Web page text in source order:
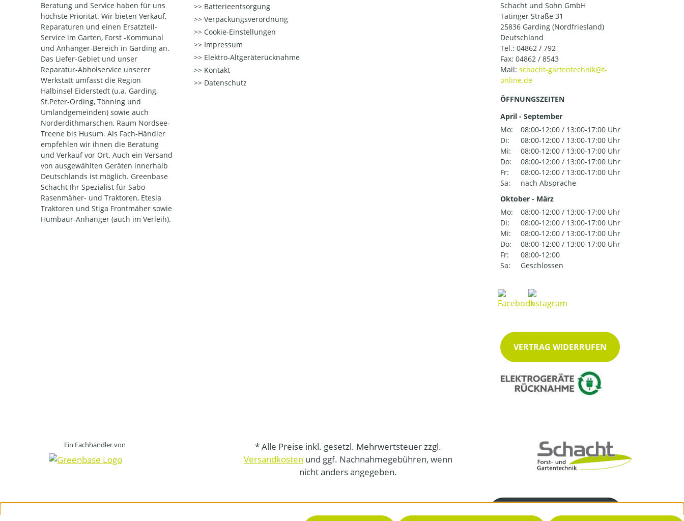
Beratung und Service haben für uns
höchste Priorität. Wir bieten Verkauf,
Reparaturen und einen Ersatzteil-
Service im Garten, Forst -Kommunal
und Anhänger-Bereich in Garding an.
Das Liefer-Gebiet und unser
Reparatur-Abholservice unserer
Werkstatt umfasst die Region
Halbinsel Eiderstedt (u.a. Garding,
St.Peter-Ording, Tönning und
Umlandgemeinden) sowie auch
Norderdithmarschen, Raum Nordsee-
Treene bis Husum. Als Fach-Händler
empfehlen wir ihnen die Beratung
und Verkauf vor Ort. Auch ein Versand
von ausgewählten Geräten innerhalb
Deutschlands ist möglich. Greenbase
Schacht Ihr Spezialist für Sabo
Rasenmäher- und Traktoren, Etesia
Traktoren und Stiga Frontmäher sowie
Humbaur-Anhänger (auch im Verleih).
Batterieentsorgung
Verpackungsverordnung
Cookie-Einstellungen
Impressum
Elektro-Altgeräterücknahme
Kontakt
Datenschutz
Schacht und Sohn GmbH
Tatinger Straße 31
25836 Garding (Nordfriesland)
Deutschland
Tel.: 04862 / 792
Fax: 04862 / 8543
Mail:
ÖFFNUNGSZEITEN
April - September
Mo:
08:00-12:00 / 13:00-17:00 Uhr
Di:
08:00-12:00 / 13:00-17:00 Uhr
Mi:
08:00-12:00 / 13:00-17:00 Uhr
Do:
08:00-12:00 / 13:00-17:00 Uhr
Fr:
08:00-12:00 / 13:00-17:00 Uhr
Sa:
nach Absprache
Oktober - März
Mo:
08:00-12:00 / 13:00-17:00 Uhr
Di:
08:00-12:00 / 13:00-17:00 Uhr
Mi:
08:00-12:00 / 13:00-17:00 Uhr
Do:
08:00-12:00 / 13:00-17:00 Uhr
Fr:
08:00-12:00
Sa:
Geschlossen
VERTRAG WIDERRUFEN
Ein Fachhändler von
* Alle Preise inkl. gesetzl. Mehrwertsteuer zzgl.
Versandkosten und ggf. Nachnahmegebühren, wenn
nicht anders angegeben.